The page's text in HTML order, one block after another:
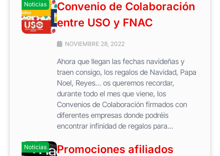
Noticias
Convenio de Colaboración
entre USO y FNAC
NOVIEMBRE 28, 2022
Ahora que llegan las fechas navideñas y
traen consigo, los regalos de Navidad, Papa
Noel, Reyes… os queremos recordar,
durante todo el mes que viene, los
Convenios de Colaboración firmados con
diferentes empresas donde podréis
encontrar infinidad de regalos para...
Noticias
Promociones afiliados